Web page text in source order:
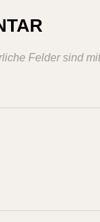
Felder sind